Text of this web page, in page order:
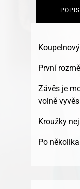
POPIS
První
Závěs je
volně
Kroužky
Po